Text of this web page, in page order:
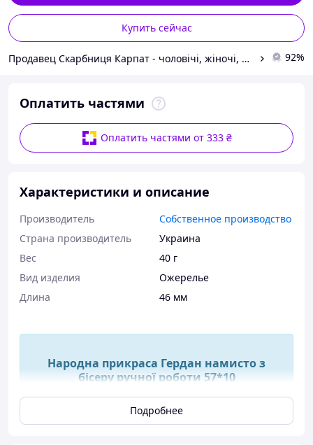
Купить сейчас
Продавец Скарбниця Карпат - чоловічі, жіночі, дитячі вишиванки, гердани, ручної роботи 92%
Оплатить частями
Оплатить частями от 333 ₴
Характеристики и описание
Производитель
Собственное производство
Страна производитель
Украина
Вес
40 г
Вид изделия
Ожерелье
Длина
46 мм
Народна прикраса Гердан намисто з
бісеру ручної роботи 57*10
Гердан з бісеру ручної роботи
Подробнее